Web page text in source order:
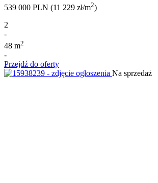
539 000 PLN (11 229 zł/m2)
2
-
48 m2
-
Przejdź do oferty
Na sprzedaż